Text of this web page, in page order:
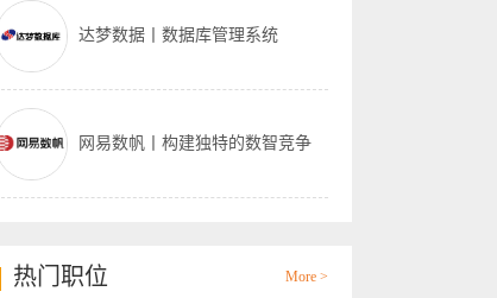
达梦数据丨数据库管理系统
网易数帆丨构建独特的数智竞争
热门职位 More >